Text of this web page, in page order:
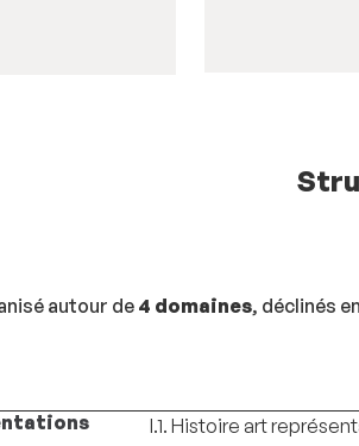
autour de 4 domaines, déclinés en
I.1. Histoire art